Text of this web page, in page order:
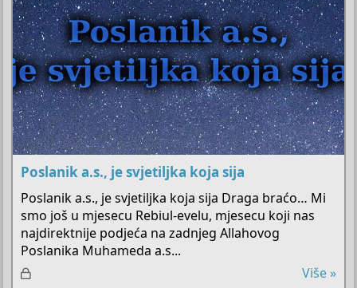
Poslanik a.s., je svjetiljka koja sija
Poslanik a.s., je svjetiljka koja sija Draga braćo… Mi
smo još u mjesecu Rebiul-evelu, mjesecu koji nas
najdirektnije podjeća na zadnjeg Allahovog
Poslanika Muhameda a.s...
Z
Više »